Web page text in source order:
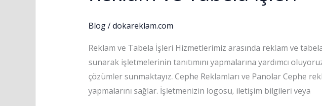
Blog/dokareklam.com
Reklam ve Tabela İşleri Hizmetlerimiz arasında reklam ve
sunarak işletmelerinin tanıtımını yapmalarına yardımcı
çözümler sunmaktayız. Cephe Reklamları ve Panolar Cephe
yapmalarını sağlar. İşletmenizin logosu, iletişim bilgileri veya
İşleri